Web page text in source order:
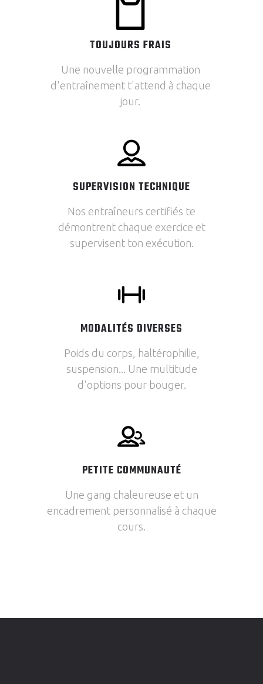
TOUJOURS FRAIS
Une nouvelle programmation
d'entraînement t'attend à chaque
jour.
SUPERVISION TECHNIQUE
Nos entraîneurs certifiés te
démontrent chaque exercice et
supervisent ton exécution.
MODALITÉS DIVERSES
Poids du corps, haltérophilie,
suspension... Une multitude
d'options pour bouger.
PETITE COMMUNAUTÉ
Une gang chaleureuse et un
encadrement personnalisé à chaque
cours.